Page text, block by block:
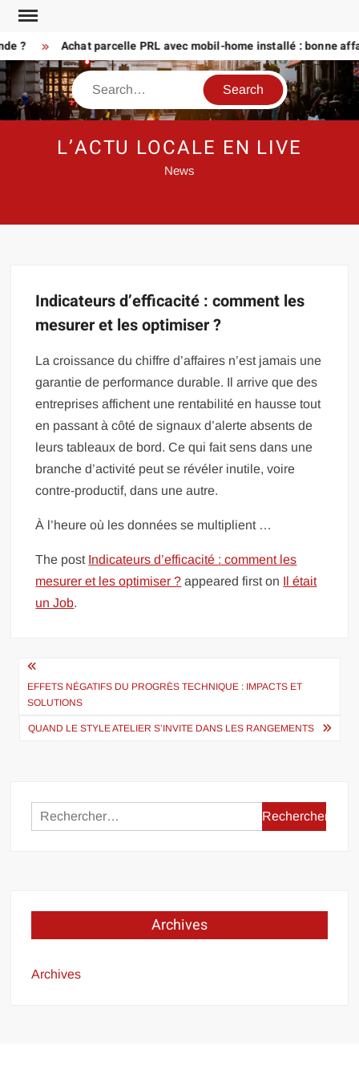
Skip
content
? Achat parcelle PRL avec mobil-home installé : bonne
Search
L’ACTU LOCALE EN LIVE
News
Indicateurs d’efficacité : comment les
mesurer et les optimiser ?
La croissance du chiffre d’affaires n’est jamais une
garantie de performance durable. Il arrive que des
entreprises affichent une rentabilité en hausse tout
en passant à côté de signaux d’alerte absents de
leurs tableaux de bord. Ce qui fait sens dans une
branche d’activité peut se révéler inutile, voire
contre-productif, dans une autre.
À l’heure où les données se multiplient …
The post Indicateurs d’efficacité : comment les
mesurer et les optimiser ? appeared first on Il était
un Job.
Navigation
de
l’article
EFFETS NÉGATIFS DU PROGRÈS TECHNIQUE : IMPACTS ET
SOLUTIONS
QUAND LE STYLE ATELIER S’INVITE DANS LES RANGEMENTS
Rechercher :
Archives
Archives